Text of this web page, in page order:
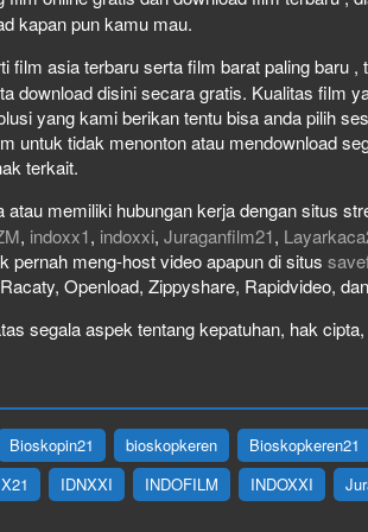
kapan pun kamu mau.
film asia terbaru serta film barat paling baru
download disini secara gratis. Kualitas film
yang kami berikan tentu bisa anda pilih
untuk tidak menonton atau mendownload
terkait.
memiliki hubungan kerja dengan situs
, indoxx1, indoxxi, Juraganfilm21,
pernah meng-host video apapun di situs
Openload, Zippyshare, Rapidvideo,
segala aspek tentang kepatuhan, hak
Bioskopin21 bioskopkeren Bioskopkeren21
IDNXXI INDOFILM INDOXXI